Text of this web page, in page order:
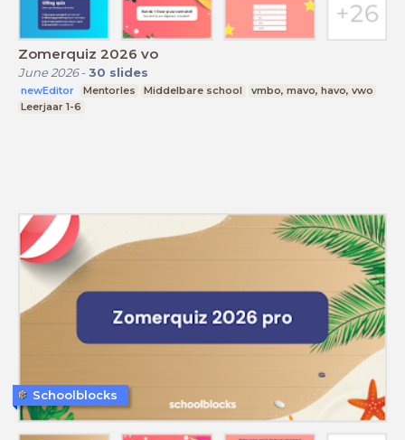
Zomerquiz 2026 vo
June 2026- 30 slides
newEditor Mentorles Middelbare school
vmbo, mavo, havo, vwo
Leerjaar 1-6
Schoolblocks